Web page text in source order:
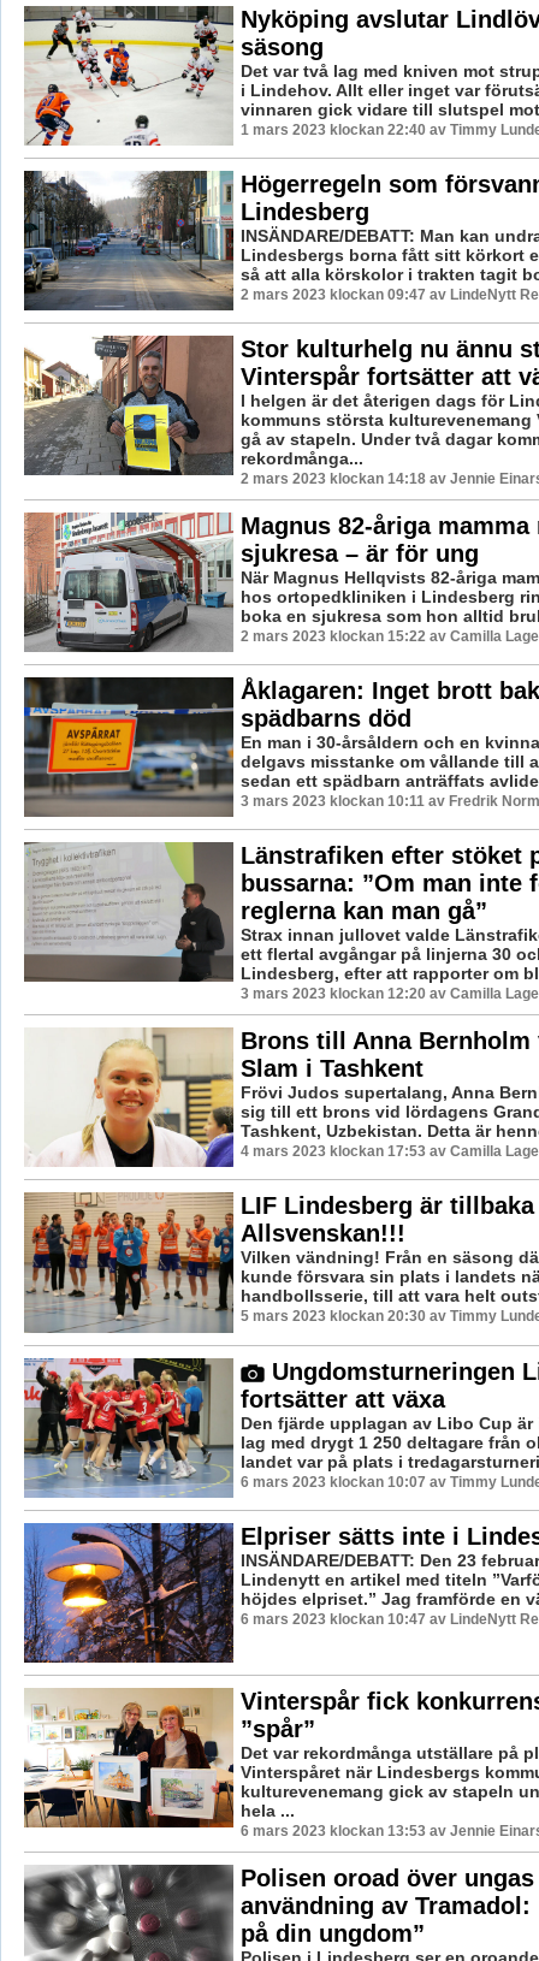
Nyköping avslutar
säsong
Det var två lag med kniven mot
i Lindehov. Allt eller inget var
vinnaren gick vidare till slutspel
1 mars 2023 klockan 22:40 av Timmy
Högerregeln som
Lindesberg
INSÄNDARE/DEBATT: Man kan
Lindesbergs borna fått sitt körkort
så att alla körskolor i trakten tagit
2 mars 2023 klockan 09:47 av LindeNytt
Stor kulturhelg nu ännu
Vinterspår fortsätter att
I helgen är det återigen dags för
kommuns största kulturevenemang
gå av stapeln. Under två dagar
rekordmånga...
2 mars 2023 klockan 14:18 av Jennie
Magnus 82-åriga mamma
sjukresa – är för ung
När Magnus Hellqvists 82-åriga
hos ortopedkliniken i Lindesberg
boka en sjukresa som hon alltid
2 mars 2023 klockan 15:22 av Camilla
Åklagaren: Inget brott
spädbarns död
En man i 30-årsåldern och en
delgavs misstanke om vållande till
sedan ett spädbarn anträffats
3 mars 2023 klockan 10:11 av Fredrik
Länstrafiken efter stöket
bussarna: ”Om man inte
reglerna kan man gå”
Strax innan jullovet valde
ett flertal avgångar på linjerna 30
Lindesberg, efter att rapporter om
3 mars 2023 klockan 12:20 av Camilla
Brons till Anna Bernholm
Slam i Tashkent
Frövi Judos supertalang, Anna
sig till ett brons vid lördagens
Tashkent, Uzbekistan. Detta är
4 mars 2023 klockan 17:53 av Camilla
LIF Lindesberg är
Allsvenskan!!!
Vilken vändning! Från en säsong
kunde försvara sin plats i landets
handbollsserie, till att vara helt
5 mars 2023 klockan 20:30 av Timmy
Ungdomsturneringen
fortsätter att växa
Den fjärde upplagan av Libo Cup är
lag med drygt 1 250 deltagare från
landet var på plats i
6 mars 2023 klockan 10:07 av Timmy
Elpriser sätts inte i
INSÄNDARE/DEBATT: Den 23
Lindenytt en artikel med titeln
höjdes elpriset.” Jag framförde en
6 mars 2023 klockan 10:47 av LindeNytt
Vinterspår fick
”spår”
Det var rekordmånga utställare på
Vinterspåret när Lindesbergs
kulturevenemang gick av stapeln
hela ...
6 mars 2023 klockan 13:53 av Jennie
Polisen oroad över ungas
användning av Tramadol:
på din ungdom”